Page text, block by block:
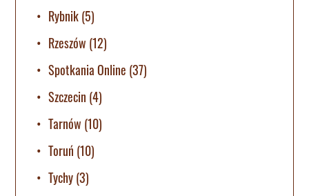
Rybnik(5)
Rzeszów (12)
Spotkania Online (37)
Szczecin (4)
Tarnów (10)
Toruń (10)
Tychy(3)